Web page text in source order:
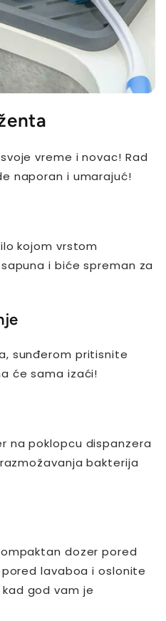
vreme i novac! Rad
naporan i umarajuć!
kojom vrstom
i biće spreman za
sunđerom pritisnite
će sama izaći!
na poklopcu dispanzera
bakterija
dozer pored
lavaboa i oslonite
god vam je